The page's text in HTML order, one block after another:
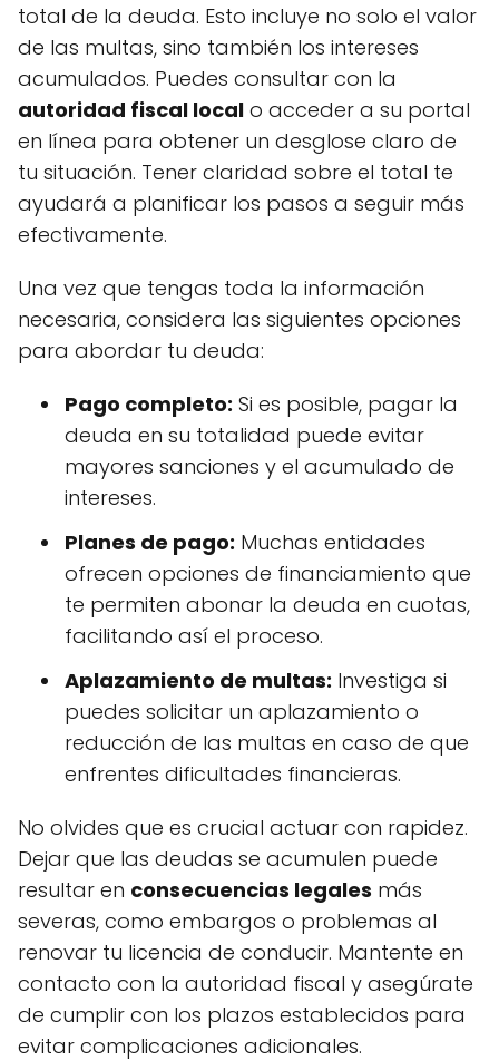
total de la deuda. Esto incluye no solo el valor
de las multas, sino también los intereses
acumulados. Puedes consultar con la
autoridad fiscal local o acceder a su portal
en línea para obtener un desglose claro de
tu situación. Tener claridad sobre el total te
ayudará a planificar los pasos a seguir más
efectivamente.
Una vez que tengas toda la información
necesaria, considera las siguientes opciones
para abordar tu deuda:
Pago completo: Si es posible, pagar la
deuda en su totalidad puede evitar
mayores sanciones y el acumulado de
intereses.
Planes de pago: Muchas entidades
ofrecen opciones de financiamiento que
te permiten abonar la deuda en cuotas,
facilitando así el proceso.
Aplazamiento de multas: Investiga si
puedes solicitar un aplazamiento o
reducción de las multas en caso de que
enfrentes dificultades financieras.
No olvides que es crucial actuar con rapidez.
Dejar que las deudas se acumulen puede
resultar en consecuencias legales más
severas, como embargos o problemas al
renovar tu licencia de conducir. Mantente en
contacto con la autoridad fiscal y asegúrate
de cumplir con los plazos establecidos para
evitar complicaciones adicionales.